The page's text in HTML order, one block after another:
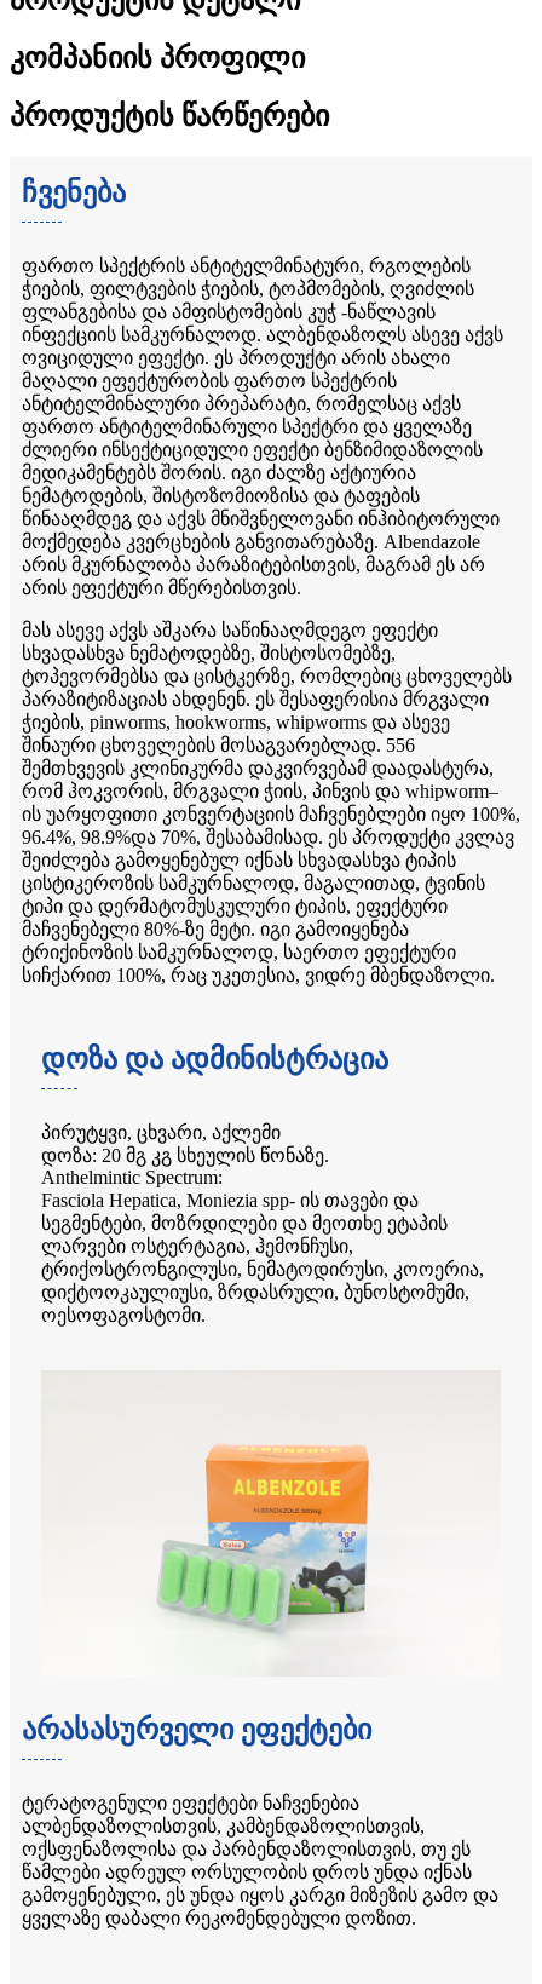
კომპანიის პროფილი
პროდუქტის წარწერები
ჩვენება
ფართო სპექტრის ანტიტელმინატური, რგოლების
ჭიების, ფილტვების ჭიების, ტოპმომების, ღვიძლის
ფლანგებისა და ამფისტომების კუჭ -ნაწლავის
ინფექციის სამკურნალოდ. ალბენდაზოლს ასევე აქვს
ოვიციდული ეფექტი. ეს პროდუქტი არის ახალი
მაღალი ეფექტურობის ფართო სპექტრის
ანტიტელმინალური პრეპარატი, რომელსაც აქვს
ფართო ანტიტელმინარული სპექტრი და ყველაზე
ძლიერი ინსექტიციდული ეფექტი ბენზიმიდაზოლის
მედიკამენტებს შორის. იგი ძალზე აქტიურია
ნემატოდების, შისტოზომიოზისა და ტაფების
წინააღმდეგ და აქვს მნიშვნელოვანი ინჰიბიტორული
მოქმედება კვერცხების განვითარებაზე. Albendazole
არის მკურნალობა პარაზიტებისთვის, მაგრამ ეს არ
არის ეფექტური მწერებისთვის.
მას ასევე აქვს აშკარა საწინააღმდეგო ეფექტი
სხვადასხვა ნემატოდებზე, შისტოსომებზე,
ტოპევორმებსა და ცისტკერზე, რომლებიც ცხოველებს
პარაზიტიზაციას ახდენენ. ეს შესაფერისია მრგვალი
ჭიების, pinworms, hookworms, whipworms და ასევე
შინაური ცხოველების მოსაგვარებლად. 556
შემთხვევის კლინიკურმა დაკვირვებამ დაადასტურა,
რომ ჰოკვორის, მრგვალი ჭიის, პინვის და whipworm–
ის უარყოფითი კონვერტაციის მაჩვენებლები იყო 100%,
96.4%, 98.9%და 70%, შესაბამისად. ეს პროდუქტი კვლავ
შეიძლება გამოყენებულ იქნას სხვადასხვა ტიპის
ცისტიკეროზის სამკურნალოდ, მაგალითად, ტვინის
ტიპი და დერმატომუსკულური ტიპის, ეფექტური
მაჩვენებელი 80%-ზე მეტი. იგი გამოიყენება
ტრიქინოზის სამკურნალოდ, საერთო ეფექტური
სიჩქარით 100%, რაც უკეთესია, ვიდრე მბენდაზოლი.
დოზა და ადმინისტრაცია
პირუტყვი, ცხვარი, აქლემი
დოზა: 20 მგ კგ სხეულის წონაზე.
Anthelmintic Spectrum:
Fasciola Hepatica, Moniezia spp- ის თავები და
სეგმენტები, მოზრდილები და მეოთხე ეტაპის
ლარვები ოსტერტაგია, ჰემონჩუსი,
ტრიქოსტრონგილუსი, ნემატოდირუსი, კოოერია,
დიქტოოკაულიუსი, ზრდასრული, ბუნოსტომუმი,
ოესოფაგოსტომი.
არასასურველი ეფექტები
ტერატოგენული ეფექტები ნაჩვენებია
ალბენდაზოლისთვის, კამბენდაზოლისთვის,
ოქსფენაზოლისა და პარბენდაზოლისთვის, თუ ეს
წამლები ადრეულ ორსულობის დროს უნდა იქნას
გამოყენებული, ეს უნდა იყოს კარგი მიზეზის გამო და
ყველაზე დაბალი რეკომენდებული დოზით.